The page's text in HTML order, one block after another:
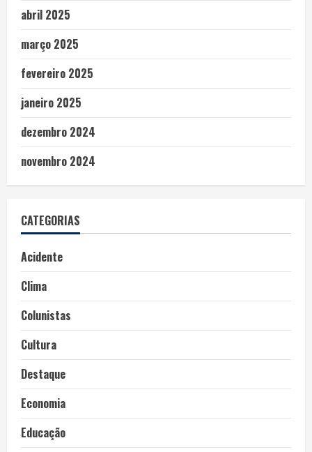
abril 2025
março 2025
fevereiro 2025
janeiro 2025
dezembro 2024
novembro 2024
CATEGORIAS
Acidente
Clima
Colunistas
Cultura
Destaque
Economia
Educação